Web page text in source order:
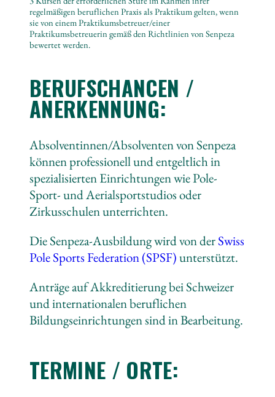
regelmäßigen beruflichen Praxis als Praktikum gelten, wenn
sie von einem Praktikumsbetreuer/einer
Praktikumsbetreuerin gemäß den Richtlinien von Senpeza
bewertet werden.
BERUFSCHANCEN /
ANERKENNUNG:
Absolventinnen/Absolventen von Senpeza
können professionell und entgeltlich in
spezialisierten Einrichtungen wie Pole-
Sport- und Aerialsportstudios oder
Zirkusschulen unterrichten.
Die Senpeza-Ausbildung wird von derSwiss
Pole Sports Federation (SPSF)unterstützt.
Anträge auf Akkreditierung bei Schweizer
und internationalen beruflichen
Bildungseinrichtungen sind in Bearbeitung.
TERMINE / ORTE: